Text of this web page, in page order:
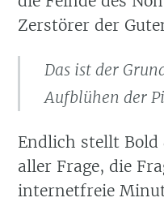
Zerstörer der
Das ist der
Aufblühen der
Endlich stellt Bold
aller Frage, die
internetfreie